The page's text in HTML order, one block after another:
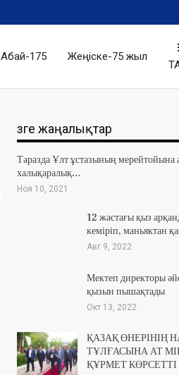
Абай-175 Жеңіске-75 жыл
Өзге жаңалықтар
Таразда Ұлт ұстазының мерейтойына
халықаралық…
Ноя 10, 2021
12 жастағы қыз
кеміріп, маньяктан
Авг 9, 2022
Мектеп директоры
қызын пышақтады
Окт 13, 2022
ҚАЗАҚ ӨНЕРІНІҢ
ТҰЛҒАСЫНА АТ
ҚҰРМЕТ КӨРСЕТТІ